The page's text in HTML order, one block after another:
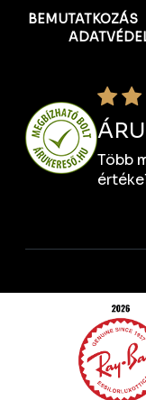
BEMUTATKOZÁS
Több